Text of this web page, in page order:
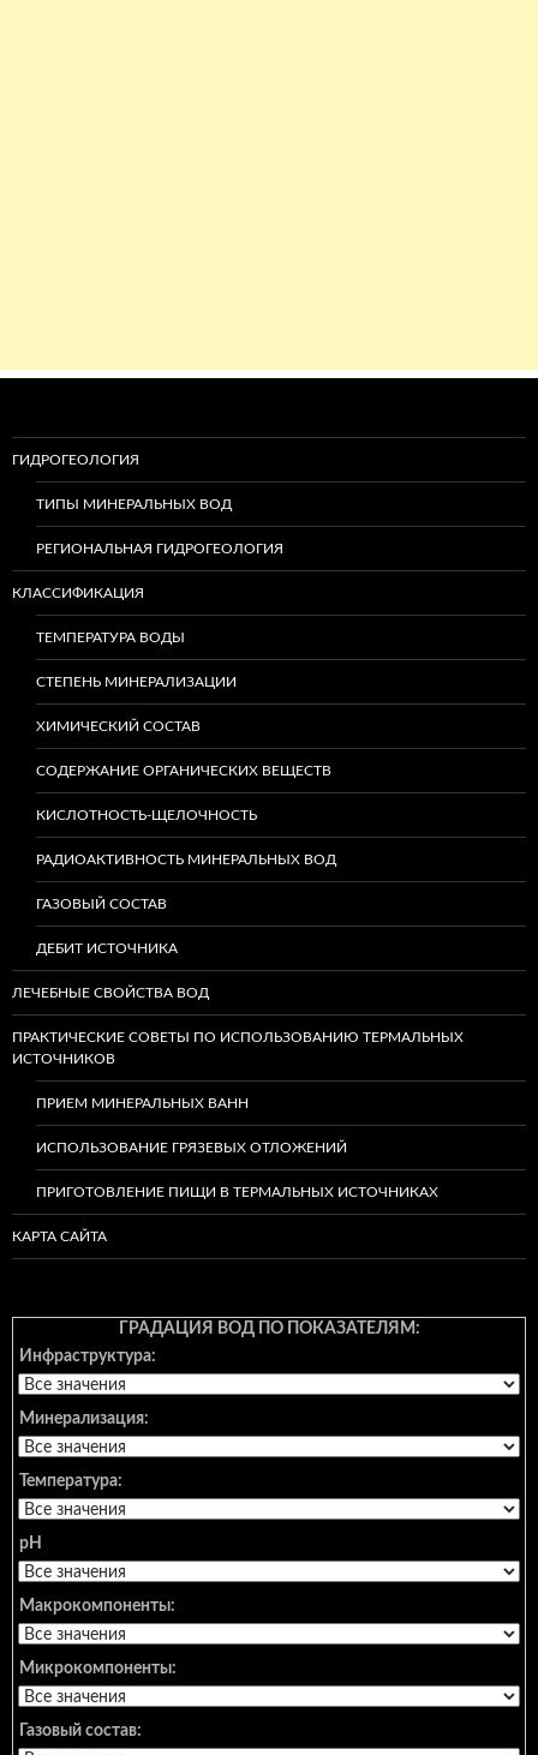
ГИДРОГЕОЛОГИЯ
ТИПЫ МИНЕРАЛЬНЫХ ВОД
РЕГИОНАЛЬНАЯ ГИДРОГЕОЛОГИЯ
КЛАССИФИКАЦИЯ
ТЕМПЕРАТУРА ВОДЫ
СТЕПЕНЬ МИНЕРАЛИЗАЦИИ
ХИМИЧЕСКИЙ СОСТАВ
СОДЕРЖАНИЕ ОРГАНИЧЕСКИХ ВЕЩЕСТВ
КИСЛОТНОСТЬ-ЩЕЛОЧНОСТЬ
РАДИОАКТИВНОСТЬ МИНЕРАЛЬНЫХ ВОД
ГАЗОВЫЙ СОСТАВ
ДЕБИТ ИСТОЧНИКА
ЛЕЧЕБНЫЕ СВОЙСТВА ВОД
ПРАКТИЧЕСКИЕ СОВЕТЫ ПО ИСПОЛЬЗОВАНИЮ ТЕРМАЛЬНЫХ
ИСТОЧНИКОВ
ПРИЕМ МИНЕРАЛЬНЫХ ВАНН
ИСПОЛЬЗОВАНИЕ ГРЯЗЕВЫХ ОТЛОЖЕНИЙ
ПРИГОТОВЛЕНИЕ ПИЩИ В ТЕРМАЛЬНЫХ ИСТОЧНИКАХ
КАРТА САЙТА
ГРАДАЦИЯ ВОД ПО ПОКАЗАТЕЛЯМ:
Инфраструктура:
Минерализация:
Температура:
pH
Макрокомпоненты:
Микрокомпоненты:
Газовый состав: